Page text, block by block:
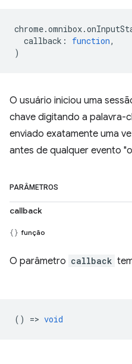
chrome.omnibox.
callback : function,
)
O usuário iniciou uma
chave digitando a palavra-
enviado exatamente uma
antes de qualquer evento
PARÂMETROS
callback
função
O parâmetro callback
() => void